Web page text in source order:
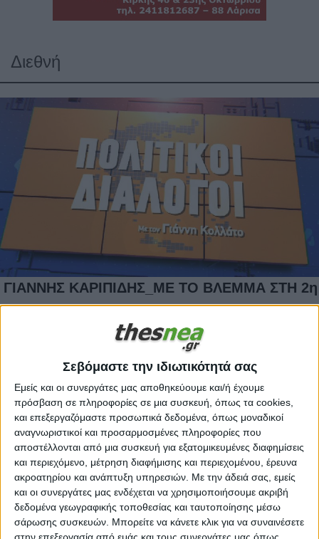
Σεβόμαστε την ιδιωτικότητά σας
Εμείς και οι συνεργάτες μας αποθηκεύουμε και/ή έχουμε
πρόσβαση σε πληροφορίες σε μια συσκευή, όπως τα cookies,
και επεξεργαζόμαστε προσωπικά δεδομένα, όπως μοναδικοί
αναγνωριστικοί και προσαρμοσμένες πληροφορίες που
αποστέλλονται από μια συσκευή για εξατομικευμένες διαφημίσεις
και περιεχόμενο, μέτρηση διαφήμισης και περιεχομένου, έρευνα
ακροατηρίου και ανάπτυξη υπηρεσιών. Με την άδειά σας, εμείς
και οι συνεργάτες μας ενδέχεται να χρησιμοποιήσουμε ακριβή
δεδομένα γεωγραφικής τοποθεσίας και ταυτοποίησης μέσω
σάρωσης συσκευών. Μπορείτε να κάνετε κλικ για να συναινέσετε
στην επεξεργασία από εμάς και τους συνεργάτες μας όπως
Διεθνή
ΓΙΑΝΝΗΣ ΚΑΡIΠΙΔΗΣ_ΜΕ ΤΟ ΒΛΕΜΜΑ ΣΤΗ 2η
ΚΑΛΠΗ 23 06 2023
video
ΓΙΑΝΝΗΣ ΚΑΡΥΠΙΔΗΣ_ΜΕ ΤΟ ΒΛΕΜΜΑΣ ΤΗ 2η
ΚΑΛΠΗ 23 06